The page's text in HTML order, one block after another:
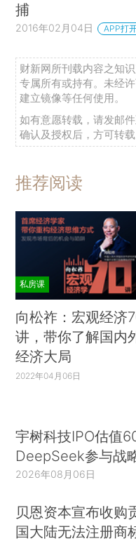
捕
2016年02月04日 APP打
财新网所刊载内容之知
专属所有或持有。未经
建立镜像等任何使用。
如有意愿转载，请发邮
确认及授权后，方可转载
推荐阅读
私房课
向松祚：宏观经济
讲，带你了解国内
经济大局
2022年04月06日
宇树科技IPO估值
DeepSeek参与战
2026年08月06日
贝恩资本宣布收购
国大陆无法注册商